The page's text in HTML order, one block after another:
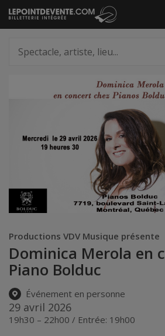
Passer
au
artiste,
lieu...
Productions VDV Musique présente
Dominica Merola en
Piano Bolduc
Événement en personne
29 avril 2026
19h30 – 22h00 / Entrée: 19h00